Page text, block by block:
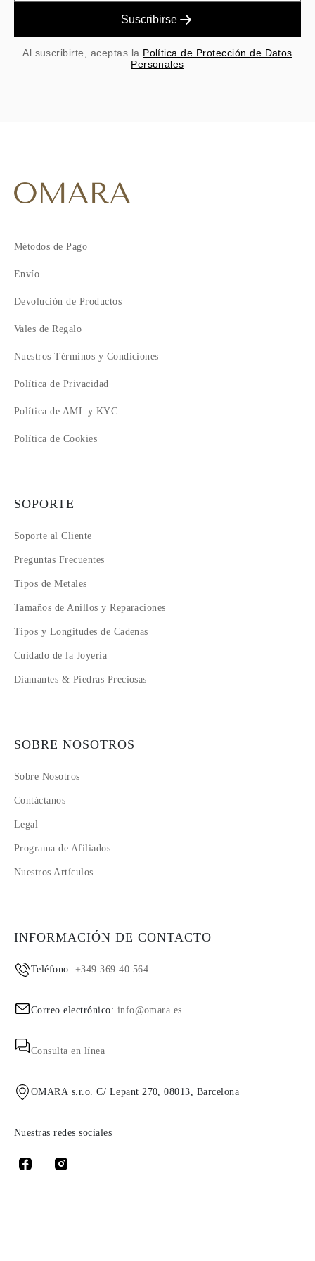
Suscribirse
Al suscribirte, aceptas la Política de Protección de Datos
Personales
Métodos de Pago
Envío
Devolución de Productos
Vales de Regalo
Nuestros Términos y Condiciones
Política de Privacidad
Política de AML y KYC
Política de Cookies
SOPORTE
Soporte al Cliente
Preguntas Frecuentes
Tipos de Metales
Tamaños de Anillos y Reparaciones
Tipos y Longitudes de Cadenas
Cuidado de la Joyería
Diamantes & Piedras Preciosas
SOBRE NOSOTROS
Sobre Nosotros
Contáctanos
Legal
Programa de Afiliados
Nuestros Artículos
INFORMACIÓN DE CONTACTO
Teléfono: +349 369 40 564
Correo electrónico: info@omara.es
Consulta en línea
OMARA s.r.o. C/ Lepant 270, 08013, Barcelona
Nuestras redes sociales